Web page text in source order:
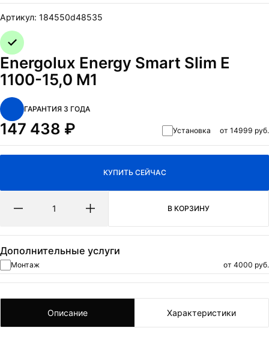
Артикул: 184550d48535
Energolux Energy Smart Slim E
1100-15,0 M1
ГАРАНТИЯ 3 ГОДА
147 438 ₽ Установка от 14999 руб.
КУПИТЬ СЕЙЧАС
В КОРЗИНУ
Дополнительные услуги
Монтаж от 4000 руб.
Описание Характеристики